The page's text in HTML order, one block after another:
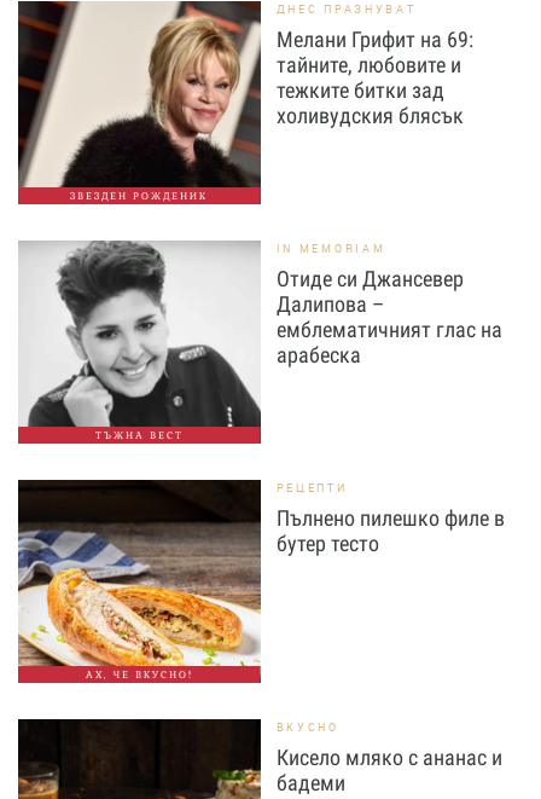
ЗВЕЗДЕН РОЖДЕНИК
ДНЕС ПРАЗНУВАТ
Мелани Грифит на 69:
тайните, любовите и
тежките битки зад
холивудския блясък
ТЪЖНА ВЕСТ
IN MEMORIAM
Отиде си Джансевер
Далипова –
емблематичният глас на
арабеска
АХ, ЧЕ ВКУСНО!
РЕЦЕПТИ
Пълнено пилешко филе в
бутер тесто
ВКУСНО
Кисело мляко с ананас и
бадеми